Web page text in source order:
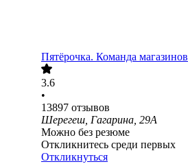
Пятёрочка. Команда магазинов
3.6
•
13897 отзывов
Шерегеш, Гагарина, 29А
Можно без резюме
Откликнитесь среди первых
Откликнуться